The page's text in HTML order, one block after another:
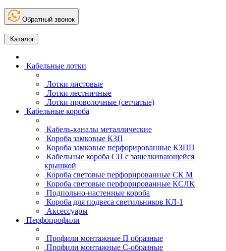
Обратный звонок
Каталог
Кабельные лотки
Лотки листовые
Лотки лестничные
Лотки проволочные (сетчатые)
Кабельные короба
Кабель-каналы металлические
Короба замковые КЗП
Короба замковые перфорированные КЗПП
Кабельные короба СП с защелкивающейся
крышкой
Короба световые перфорированные СК М
Короба световые перфорированные КСЛК
Подпольно-настенные короба
Короба для подвеса светильников КЛ-1
Аксессуары
Перфопрофили
Профили монтажные П образные
Профили монтажные C-образные